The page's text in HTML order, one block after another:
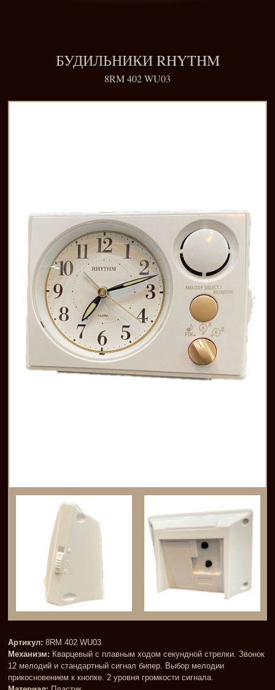
БУДИЛЬНИКИ RHYTHM
8RM 402 WU03
Артикул: 8RM 402 WU03
Механизм: Кварцевый с плавным ходом секундной стрелки. Звонок
12 мелодий и стандартный сигнал бипер. Выбор мелодии
прикосновением к кнопке. 2 уровня громкости сигнала.